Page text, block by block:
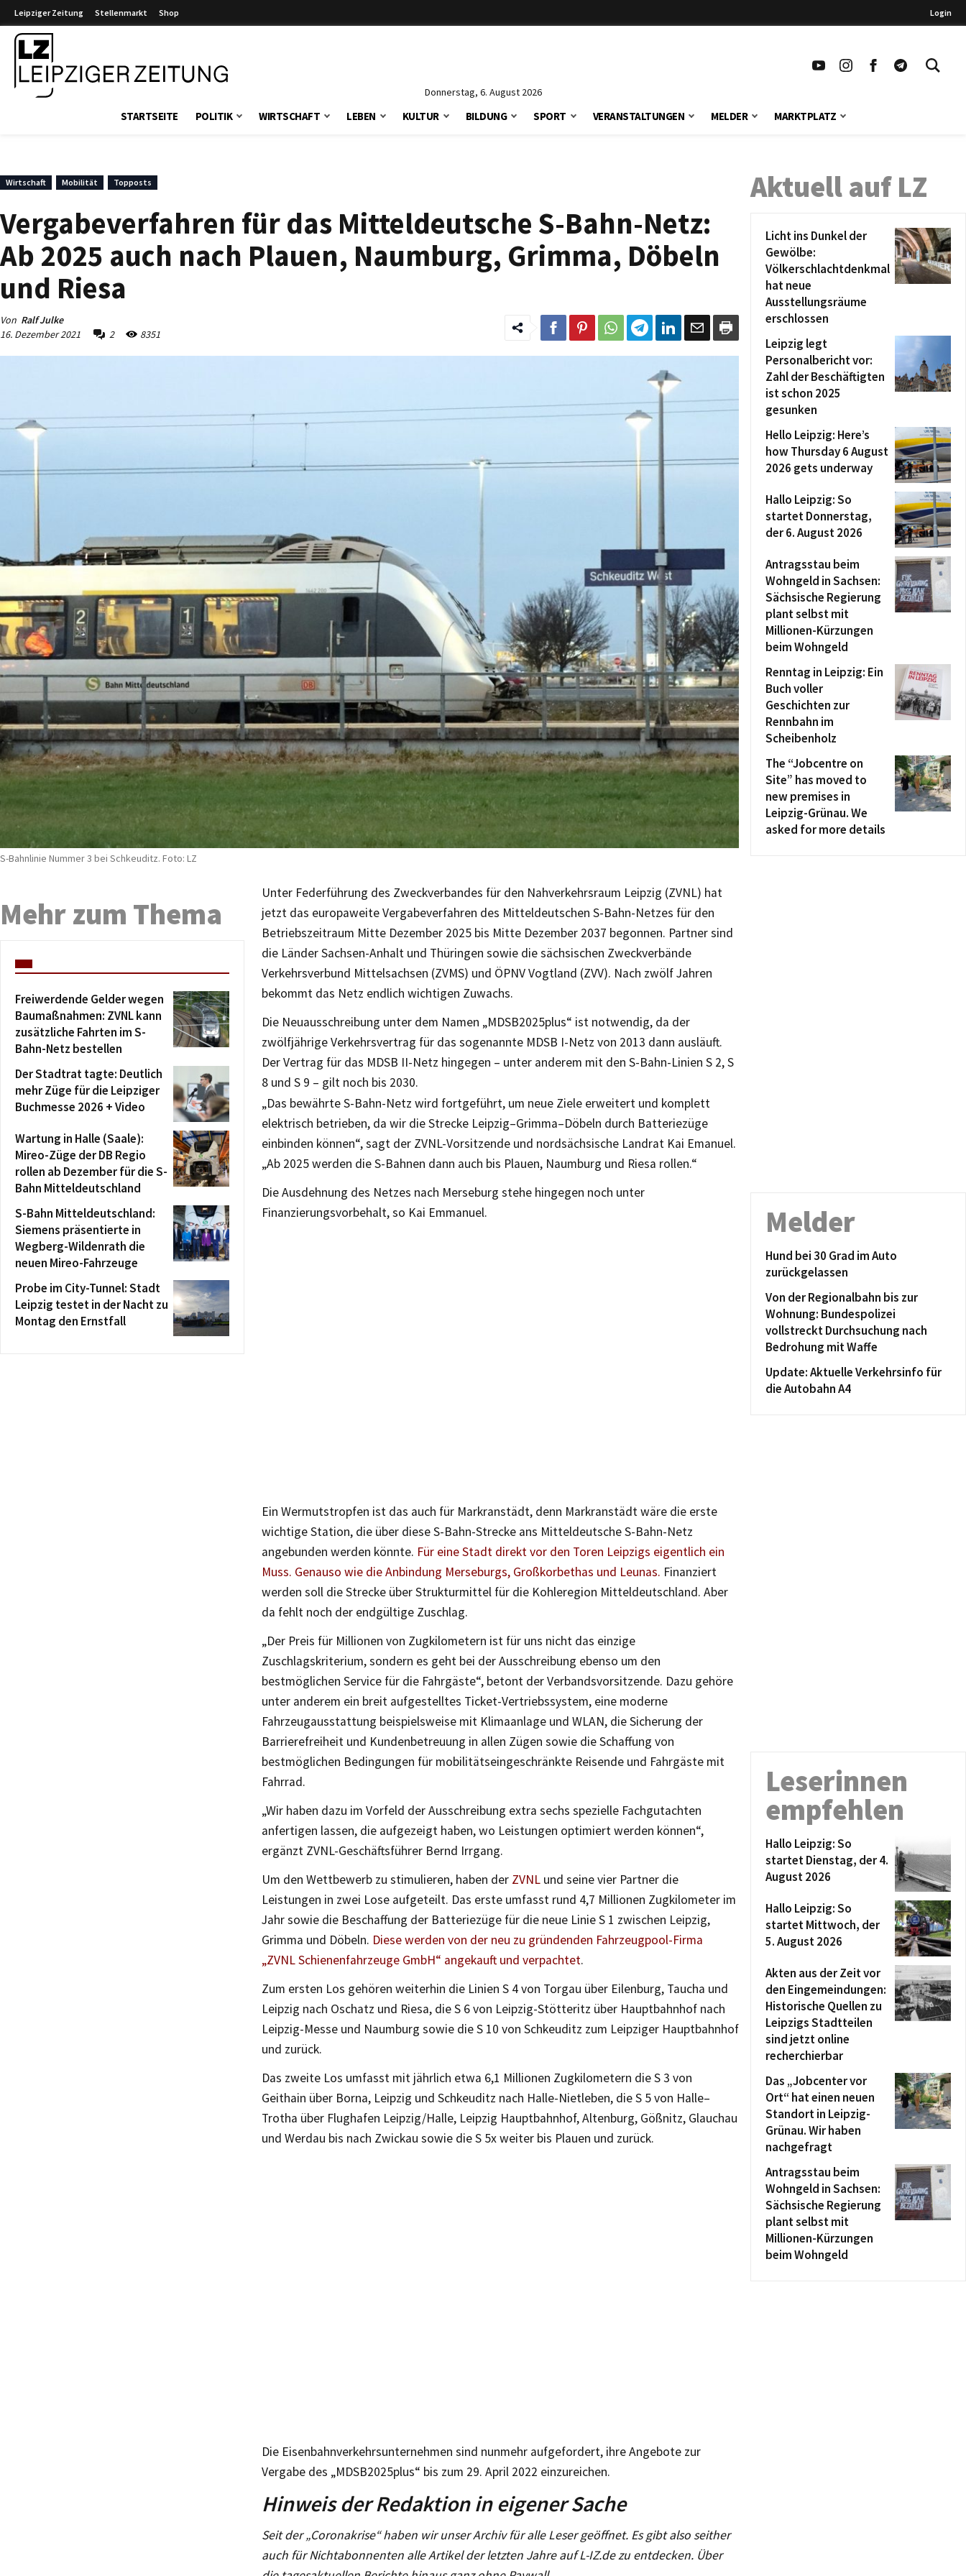
Leipziger Zeitung Stellenmarkt Shop Login
Donnerstag, 6. August 2026
STARTSEITE POLITIK WIRTSCHAFT LEBEN KULTUR BILDUNG SPORT VERANSTALTUNGEN MELDER MARKTPLATZ
Wirtschaft Mobilität Topposts
Vergabeverfahren für das Mitteldeutsche S-Bahn-Netz:
Ab 2025 auch nach Plauen, Naumburg, Grimma, Döbeln
und Riesa
Von Ralf Julke
16. Dezember 2021
2 8351
S-Bahnlinie Nummer 3 bei Schkeuditz. Foto: LZ
Unter Federführung des Zweckverbandes für den Nahverkehrsraum Leipzig (ZVNL) hat
jetzt das europaweite Vergabeverfahren des Mitteldeutschen S-Bahn-Netzes für den
Betriebszeitraum Mitte Dezember 2025 bis Mitte Dezember 2037 begonnen. Partner sind
die Länder Sachsen-Anhalt und Thüringen sowie die sächsischen Zweckverbände
Verkehrsverbund Mittelsachsen (ZVMS) und ÖPNV Vogtland (ZVV). Nach zwölf Jahren
bekommt das Netz endlich wichtigen Zuwachs.
Die Neuausschreibung unter dem Namen „MDSB2025plus“ ist notwendig, da der
zwölfjährige Verkehrsvertrag für das sogenannte MDSB I-Netz von 2013 dann ausläuft.
Der Vertrag für das MDSB II-Netz hingegen – unter anderem mit den S-Bahn-Linien S 2, S
8 und S 9 – gilt noch bis 2030.
„Das bewährte S-Bahn-Netz wird fortgeführt, um neue Ziele erweitert und komplett
elektrisch betrieben, da wir die Strecke Leipzig–Grimma–Döbeln durch Batteriezüge
einbinden können“, sagt der ZVNL-Vorsitzende und nordsächsische Landrat Kai Emanuel.
„Ab 2025 werden die S-Bahnen dann auch bis Plauen, Naumburg und Riesa rollen.“
Die Ausdehnung des Netzes nach Merseburg stehe hingegen noch unter
Finanzierungsvorbehalt, so Kai Emmanuel.
Ein Wermutstropfen ist das auch für Markranstädt, denn Markranstädt wäre die erste
wichtige Station, die über diese S-Bahn-Strecke ans Mitteldeutsche S-Bahn-Netz
angebunden werden könnte. Für eine Stadt direkt vor den Toren Leipzigs eigentlich ein
Muss. Genauso wie die Anbindung Merseburgs, Großkorbethas und Leunas. Finanziert
werden soll die Strecke über Strukturmittel für die Kohleregion Mitteldeutschland. Aber
da fehlt noch der endgültige Zuschlag.
„Der Preis für Millionen von Zugkilometern ist für uns nicht das einzige
Zuschlagskriterium, sondern es geht bei der Ausschreibung ebenso um den
bestmöglichen Service für die Fahrgäste“, betont der Verbandsvorsitzende. Dazu gehöre
unter anderem ein breit aufgestelltes Ticket-Vertriebssystem, eine moderne
Fahrzeugausstattung beispielsweise mit Klimaanlage und WLAN, die Sicherung der
Barrierefreiheit und Kundenbetreuung in allen Zügen sowie die Schaffung von
bestmöglichen Bedingungen für mobilitätseingeschränkte Reisende und Fahrgäste mit
Fahrrad.
„Wir haben dazu im Vorfeld der Ausschreibung extra sechs spezielle Fachgutachten
anfertigen lassen, die aufgezeigt haben, wo Leistungen optimiert werden können“,
ergänzt ZVNL-Geschäftsführer Bernd Irrgang.
Um den Wettbewerb zu stimulieren, haben der ZVNL und seine vier Partner die
Leistungen in zwei Lose aufgeteilt. Das erste umfasst rund 4,7 Millionen Zugkilometer im
Jahr sowie die Beschaffung der Batteriezüge für die neue Linie S 1 zwischen Leipzig,
Grimma und Döbeln. Diese werden von der neu zu gründenden Fahrzeugpool-Firma
„ZVNL Schienenfahrzeuge GmbH“ angekauft und verpachtet.
Zum ersten Los gehören weiterhin die Linien S 4 von Torgau über Eilenburg, Taucha und
Leipzig nach Oschatz und Riesa, die S 6 von Leipzig-Stötteritz über Hauptbahnhof nach
Leipzig-Messe und Naumburg sowie die S 10 von Schkeuditz zum Leipziger Hauptbahnhof
und zurück.
Das zweite Los umfasst mit jährlich etwa 6,1 Millionen Zugkilometern die S 3 von
Geithain über Borna, Leipzig und Schkeuditz nach Halle-Nietleben, die S 5 von Halle–
Trotha über Flughafen Leipzig/Halle, Leipzig Hauptbahnhof, Altenburg, Gößnitz, Glauchau
und Werdau bis nach Zwickau sowie die S 5x weiter bis Plauen und zurück.
Die Eisenbahnverkehrsunternehmen sind nunmehr aufgefordert, ihre Angebote zur
Vergabe des „MDSB2025plus“ bis zum 29. April 2022 einzureichen.
Hinweis der Redaktion in eigener Sache
Seit der „Coronakrise“ haben wir unser Archiv für alle Leser geöffnet. Es gibt also seither
auch für Nichtabonnenten alle Artikel der letzten Jahre auf L-IZ.de zu entdecken. Über
Mehr zum Thema
Freiwerdende Gelder wegen
Baumaßnahmen: ZVNL kann
zusätzliche Fahrten im S-
Bahn-Netz bestellen
Der Stadtrat tagte: Deutlich
mehr Züge für die Leipziger
Buchmesse 2026 + Video
Wartung in Halle (Saale):
Mireo-Züge der DB Regio
rollen ab Dezember für die S-
Bahn Mitteldeutschland
S-Bahn Mitteldeutschland:
Siemens präsentierte in
Wegberg-Wildenrath die
neuen Mireo-Fahrzeuge
Probe im City-Tunnel: Stadt
Leipzig testet in der Nacht zu
Montag den Ernstfall
Aktuell auf LZ
Licht ins Dunkel der
Gewölbe:
Völkerschlachtdenkmal
hat neue
Ausstellungsräume
erschlossen
Leipzig legt
Personalbericht vor:
Zahl der Beschäftigten
ist schon 2025
gesunken
Hello Leipzig: Here’s
how Thursday 6 August
2026 gets underway
Hallo Leipzig: So
startet Donnerstag,
der 6. August 2026
Antragsstau beim
Wohngeld in Sachsen:
Sächsische Regierung
plant selbst mit
Millionen-Kürzungen
beim Wohngeld
Renntag in Leipzig: Ein
Buch voller
Geschichten zur
Rennbahn im
Scheibenholz
The “Jobcentre on
Site” has moved to
new premises in
Leipzig-Grünau. We
asked for more details
Melder
Hund bei 30 Grad im Auto
zurückgelassen
Von der Regionalbahn bis zur
Wohnung: Bundespolizei
vollstreckt Durchsuchung nach
Bedrohung mit Waffe
Update: Aktuelle Verkehrsinfo für
die Autobahn A4
Leserinnen
empfehlen
Hallo Leipzig: So
startet Dienstag, der 4.
August 2026
Hallo Leipzig: So
startet Mittwoch, der
5. August 2026
Akten aus der Zeit vor
den Eingemeindungen:
Historische Quellen zu
Leipzigs Stadtteilen
sind jetzt online
recherchierbar
Das „Jobcenter vor
Ort“ hat einen neuen
Standort in Leipzig-
Grünau. Wir haben
nachgefragt
Antragsstau beim
Wohngeld in Sachsen:
Sächsische Regierung
plant selbst mit
Millionen-Kürzungen
beim Wohngeld